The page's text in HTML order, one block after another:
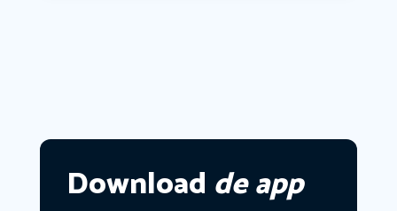
Download de app